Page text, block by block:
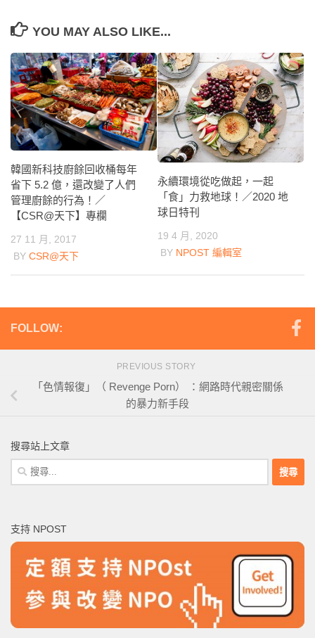
YOU MAY ALSO LIKE...
韓國新科技廚餘回收桶每年
省下 5.2 億，還改變了人們
管理廚餘的行為！／
【CSR@天下】專欄
27 11 月, 2017
BY CSR@天下
永續環境從吃做起，一起
「食」力救地球！／2020 地
球日特刊
19 4 月, 2020
BY NPOST 編輯室
FOLLOW:
PREVIOUS STORY
「色情報復」（ Revenge Porn） ：網路時代親密關係
的暴力新手段
搜尋站上文章
搜
尋
字:
支持 NPOST